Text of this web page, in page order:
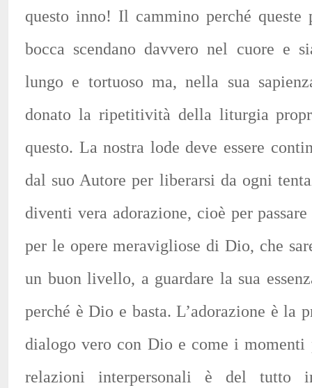
questo inno! Il cammino perché queste
bocca scendano davvero nel cuore e
lungo e tortuoso ma, nella sua
donato la ripetitività della liturgia
questo. La nostra lode deve essere
dal suo Autore per liberarsi da ogni
diventi vera adorazione, cioè per
per le opere meravigliose di Dio, che
un buon livello, a guardare la sua
perché è Dio e basta. L’adorazione è la
dialogo vero con Dio e come i
relazioni interpersonali è del tutto